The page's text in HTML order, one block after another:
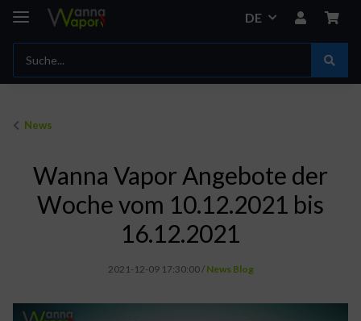
DE
News
Wanna Vapor Angebote der
Woche vom 10.12.2021 bis
16.12.2021
2021-12-09 17:30:00 / News Blog